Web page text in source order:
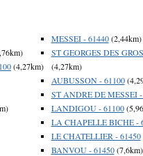
(4,27km)
MESSEI - 61440(2,44km)
ST GEORGES DES
(4,27km)
AUBUSSON - 61100
ST ANDRE DE MESSEI -
LANDIGOU - 61100
LA CHAPELLE BICHE -
LE CHATELLIER - 61450
BANVOU - 61450(7,6km)